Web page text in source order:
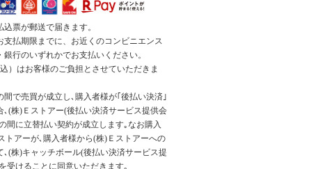
票が郵送で届きます。
支払期限までに、お近くのコンビニエンス
銀行のいずれかでお支払いください。
）はお客様のご負担とさせていただきま
間で売買が成立し､購入者様が｢後払い決済｣
､(株)Ｅストアー(後払い決済サービス提供会
間に立替払い契約が成立します｡なお購入
トアーが､購入者様から(株)Ｅストアーへの
､(株)キャッチボール(後払い決済サービス提
受けることに同意いただきます｡